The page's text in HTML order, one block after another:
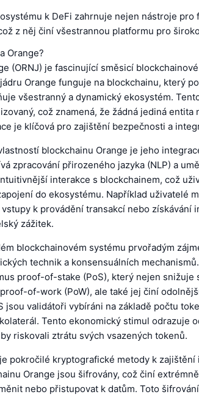
k DeFi zahrnuje nejen nástroje pro
z něj činí všestrannou platformu pro
Orange?
(ORNJ) je fascinující směsicí
Orange funguje na blockchainu, který
všestranný a dynamický ekosystém.
což znamená, že žádná jediná entita
je klíčová pro zajištění bezpečnosti a
blockchainu Orange je jeho
zpracování přirozeného jazyka (NLP) a
interakce s blockchainem, což
do ekosystému. Například uživatelé
k provádění transakcí nebo získávání
zážitek.
blockchainovém systému prvořadým
technik a konsensuálních
proof-of-stake (PoS), který nejen snižuje
of-work (PoW), ale také jej činí
jsou validátoři vybíráni na základě počtu
Tento ekonomický stimul odrazuje
riskovali ztrátu svých vsazených tokenů.
pokročilé kryptografické metody k
Orange jsou šifrovány, což činí
nebo přistupovat k datům. Toto